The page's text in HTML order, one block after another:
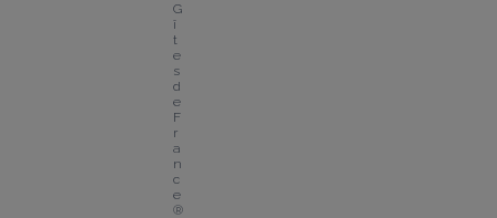
G
î
t
e
s
d
e
F
r
a
n
c
e
®